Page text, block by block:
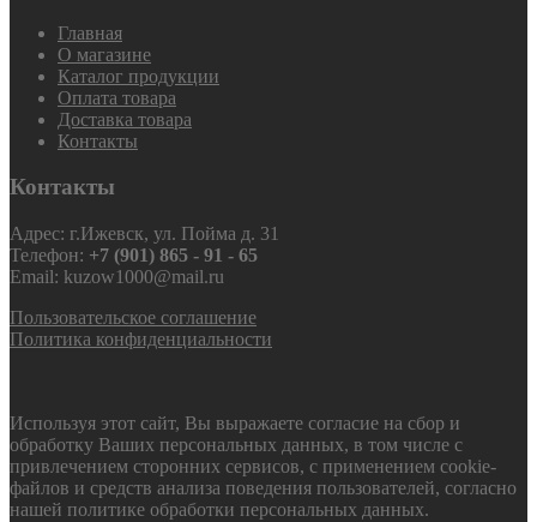
Главная
О магазине
Каталог продукции
Оплата товара
Доставка товара
Контакты
Контакты
Адрес: г.Ижевск, ул. Пойма д. 31
Телефон: +7 (901) 865 - 91 - 65
Email: kuzow1000@mail.ru
Пользовательское соглашение
Политика конфиденциальности
Используя этот сайт, Вы выражаете согласие на сбор и
обработку Ваших персональных данных, в том числе с
привлечением сторонних сервисов, с применением cookie-
файлов и средств анализа поведения пользователей, согласно
нашей политике обработки персональных данных.